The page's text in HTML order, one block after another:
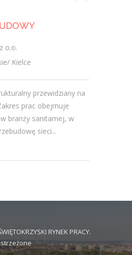
o.o.
Kielce
przewidziany na
prac obejmuje
branży sanitarnej, w
sieci...
RYNEK PRACY.